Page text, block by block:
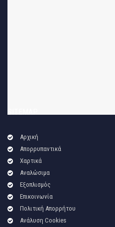
Αρχική
Απορρυπαντικά
Χαρτικά
Αναλώσιμα
Εξοπλισμός
Επικοινωνία
Πολιτική Απορρήτου
Ανάλυση Cookies